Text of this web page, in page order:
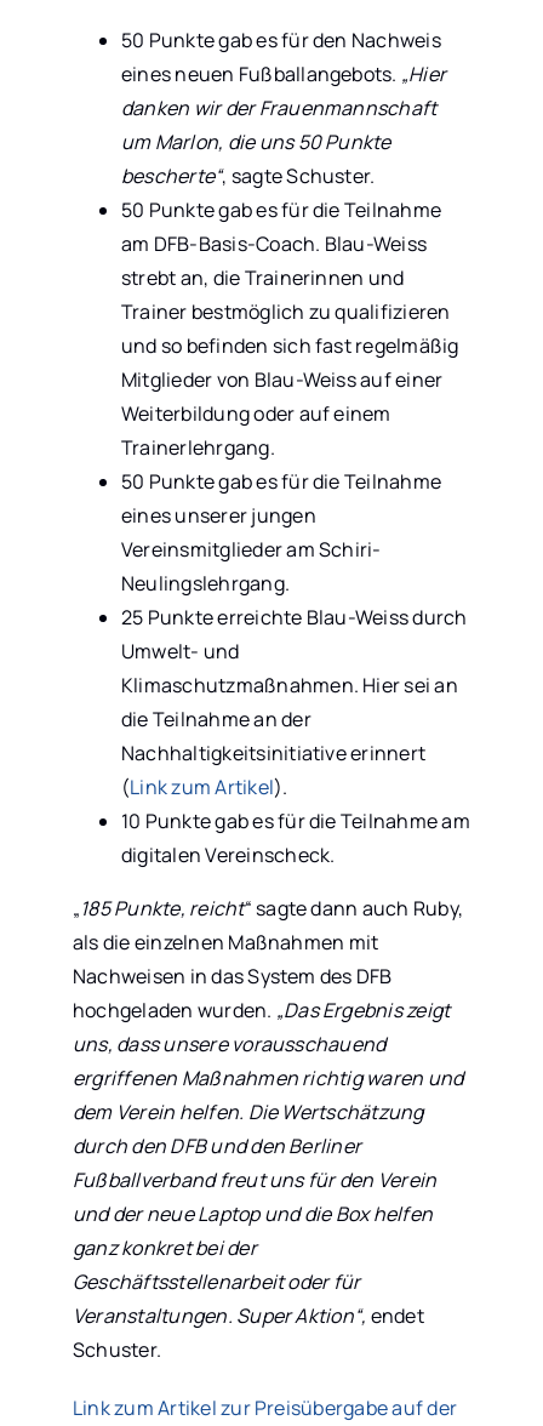
50 Punkte gab es für den Nachweis
eines neuen Fußballangebots. „Hier
danken wir der Frauenmannschaft
um Marlon, die uns 50 Punkte
bescherte“, sagte Schuster.
50 Punkte gab es für die Teilnahme
am DFB-Basis-Coach. Blau-Weiss
strebt an, die Trainerinnen und
Trainer bestmöglich zu qualifizieren
und so befinden sich fast regelmäßig
Mitglieder von Blau-Weiss auf einer
Weiterbildung oder auf einem
Trainerlehrgang.
50 Punkte gab es für die Teilnahme
eines unserer jungen
Vereinsmitglieder am Schiri-
Neulingslehrgang.
25 Punkte erreichte Blau-Weiss durch
Umwelt- und
Klimaschutzmaßnahmen. Hier sei an
die Teilnahme an der
Nachhaltigkeitsinitiative erinnert
(Link zum Artikel).
10 Punkte gab es für die Teilnahme am
digitalen Vereinscheck.
„185 Punkte, reicht“ sagte dann auch Ruby,
als die einzelnen Maßnahmen mit
Nachweisen in das System des DFB
hochgeladen wurden. „Das Ergebnis zeigt
uns, dass unsere vorausschauend
ergriffenen Maßnahmen richtig waren und
dem Verein helfen. Die Wertschätzung
durch den DFB und den Berliner
Fußballverband freut uns für den Verein
und der neue Laptop und die Box helfen
ganz konkret bei der
Geschäftsstellenarbeit oder für
Veranstaltungen. Super Aktion“, endet
Schuster.
Link zum Artikel zur Preisübergabe auf der